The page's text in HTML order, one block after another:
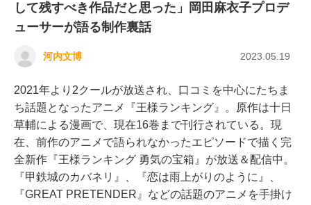
して残すべき作品だと思った」岡田麻衣子プロデ
ューサーが語る制作裏話
河内文博 2023.05.19
2021年より2クールが放送され、口コミを中心にたちま
ち話題となったアニメ『王様ランキング』。原作は十日
草輔による漫画で、現在16巻まで刊行されている。現
在、前作のアニメで語られなかったエピソードで描く完
全新作『王様ランキング 勇気の宝箱』が放送＆配信中。
『甲鉄城のカバネリ』、『恋は雨上がりのように』、
『GREAT PRETENDER』などの話題のアニメを手掛け